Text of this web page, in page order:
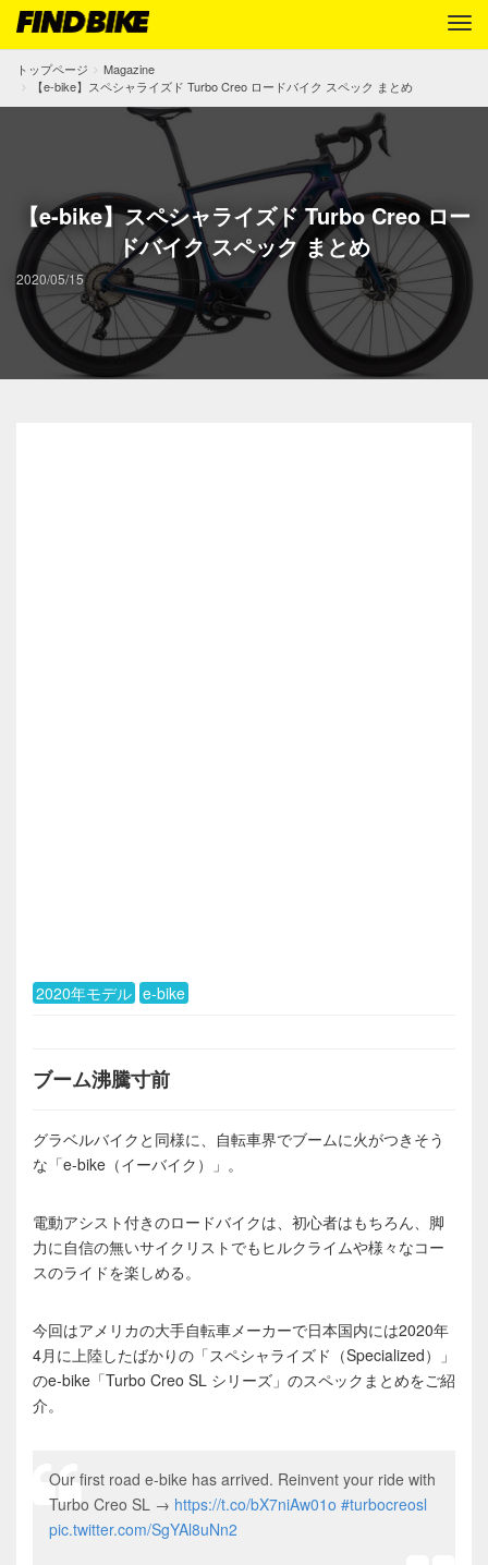
トップページ
Magazine
【e-bike】スペシャライズド Turbo Creo ロードバイク スペック まとめ
【e-bike】スペシャライズド Turbo Creo ロー
ドバイク スペック まとめ
2020/05/15
2020年モデル e-bike
ブーム沸騰寸前
グラベルバイクと同様に、自転車界でブームに火がつきそう
な「e-bike（イーバイク）」。
電動アシスト付きのロードバイクは、初心者はもちろん、脚
力に自信の無いサイクリストでもヒルクライムや様々なコー
スのライドを楽しめる。
今回はアメリカの大手自転車メーカーで日本国内には2020年
4月に上陸したばかりの「スペシャライズド（Specialized）」
のe-bike「Turbo Creo SL シリーズ」のスペックまとめをご紹
介。
Our first road e-bike has arrived. Reinvent your ride with
Turbo Creo SL → https://t.co/bX7niAw01o #turbocreosl
pic.twitter.com/SgYAl8uNn2